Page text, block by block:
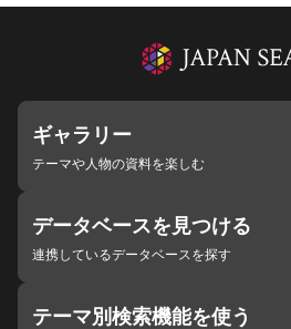
ギャラリー
テーマや人物の資料を楽しむ
データベースを見つける
連携しているデータベースを探す
テーマ別検索機能を使う